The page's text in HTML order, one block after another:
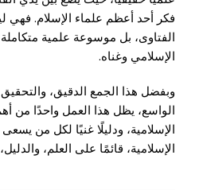
فكر أحد أعظم علماء الإسلام.
الفتاوى، بل موسوعة علمية
الإسلامي وغناه.
وبفضل هذا الجمع الدقيق،
الواسع، يظل هذا العمل واحدًا من
الإسلامية، ودليلًا غنيًا لكل من
الإسلامية، قائمًا على العلم،